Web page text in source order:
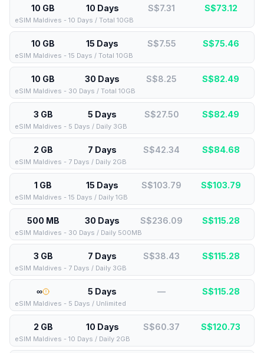
10 GB 10 Days S$7.31 S$73.12
eSIM Maldives - 10 Days / Total 10GB
10 GB 15 Days S$7.55 S$75.46
eSIM Maldives - 15 Days / Total 10GB
10 GB 30 Days S$8.25 S$82.49
eSIM Maldives - 30 Days / Total 10GB
3 GB 5 Days S$27.50 S$82.49
eSIM Maldives - 5 Days / Daily 3GB
2 GB 7 Days S$42.34 S$84.68
eSIM Maldives - 7 Days / Daily 2GB
1 GB 15 Days S$103.79 S$103.79
eSIM Maldives - 15 Days / Daily 1GB
500 MB 30 Days S$236.09 S$115.28
eSIM Maldives - 30 Days / Daily 500MB
3 GB 7 Days S$38.43 S$115.28
eSIM Maldives - 7 Days / Daily 3GB
∞ 5 Days — S$115.28
eSIM Maldives - 5 Days / Unlimited
2 GB 10 Days S$60.37 S$120.73
eSIM Maldives - 10 Days / Daily 2GB